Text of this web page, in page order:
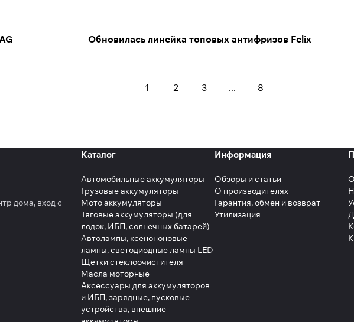
Обновилась линейка топовых антифризов Felix
1 2 3 ... 8
дома, вход с
Каталог
Автомобильные аккумуляторы
Грузовые аккумуляторы
Мото аккумуляторы
Тяговые аккумуляторы (для
лодок, ИБП, солнечных батарей)
Автолампы, ксенононовые
лампы, светодиодные лампы LED
Щетки стеклоочистителя
Масла моторные
Аксессуары для аккумуляторов
и ИБП, зарядные, пусковые
устройства, внешние
Информация
Обзоры и статьи
О производителях
Гарантия, обмен и возврат
Утилизация